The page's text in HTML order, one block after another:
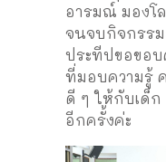
อารมณ์ มองโ
จนจบกิจกรรม
ประทีปขอขอ
ที่มอบความรู้
ดี ๆ ให้กับเด็ก
อีกครั้งค่ะ